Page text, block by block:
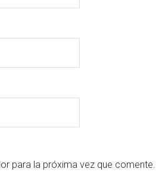
para la próxima vez que comente.